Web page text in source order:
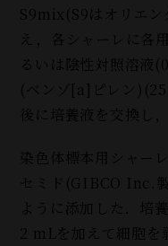
S9mix(S9はオリエン
え，各シャーレに各
るいは陰性対照溶液
(ベンゾ[a]ピレン
後に培養液を交換し
染色体標本用シャー
セミド(GIBCO Inc.
ように添加した．培
2 mLを加えて細胞を